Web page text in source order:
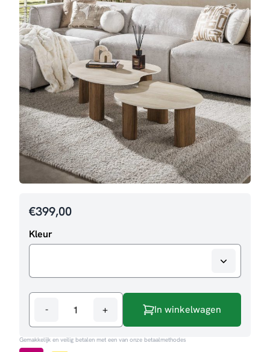
€399,00
Kleur
-
Salontafelset
Carry
aperto
+ In winkelwagen
Gemakkelijk en veilig betalen met een van onze betaalmethodes